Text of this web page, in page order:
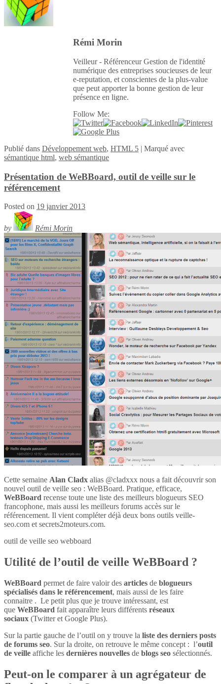
Rémi Morin
Veilleur - Référenceur Gestion de l'identité
numérique des entreprises soucieuses de leur
e-reputation, et conscientes de la plus-value
que peut apporter la bonne gestion de leur
présence en ligne.
Follow Me:
Publié dans Développement web, HTML 5 | Marqué avec
sémantique html, web sémantique
Présentation de WeBBoard, outil de veille sur le
référencement
Posted on 19 janvier 2013
by Rémi Morin
Cette semaine Alan Cladx alias @cladxxx nous a fait découvrir son
nouvel outil de veille seo : WeBBoard. Pratique, efficace,
WeBBoard recense toute une liste des meilleurs blogueurs SEO
francophone, mais aussi les meilleurs forums accès sur le
référencement. Il vient compléter déjà deux bons outils veille-
seo.com et secrets2moteurs.com.
outil de veille seo webboard
Utilité de l’outil de veille WeBBoard ?
WeBBoard permet de faire valoir des articles de blogueurs
spécialisés dans le référencement, mais aussi de les faire
connaitre . Le petit plus que je trouve intéressant, est
que WeBBoard fait apparaître leurs différents réseaux
sociaux (Twitter et Google Plus).
Sur la partie gauche de l’outil on y trouve la liste des derniers posts
de forums seo. Sur la droite, on retrouve le même concept : l’outil
de veille affiche les dernières nouvelles de blogs seo sélectionnés.
Peut-on le comparer à un agrégateur de